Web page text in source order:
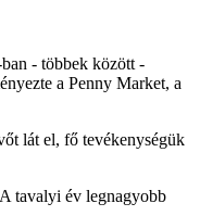
- többek között -
a Penny Market, a
lát el, fő tevékenységük
tavalyi év legnagyobb